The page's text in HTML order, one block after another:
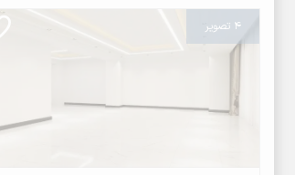
4 تصویر